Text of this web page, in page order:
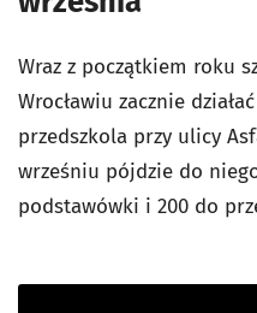
Wraz z początkiem roku
Wrocławiu zacznie
przedszkola przy ulicy
wrześniu pójdzie do
podstawówki i 200 do